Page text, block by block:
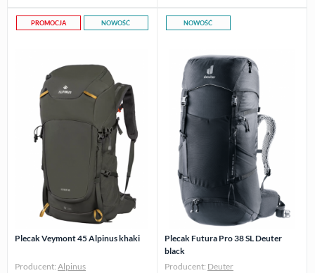
PROMOCJA NOWOŚĆ
Plecak Veymont 45 Alpinus khaki
Producent: Alpinus
NOWOŚĆ
Plecak Futura Pro 38 SL Deuter
black
Producent: Deuter